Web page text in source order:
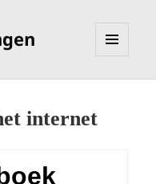
internet